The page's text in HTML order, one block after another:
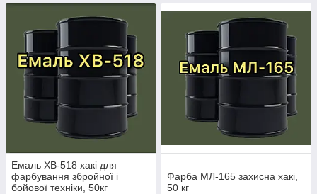
Емаль ХВ-518 хакі для
фарбування збройної і
бойової техніки, 50кг
Фарба МЛ-165 захисна хакі,
50 кг